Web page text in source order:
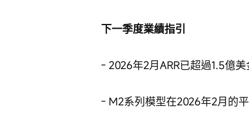
下一季度業績指引
- 2026年2月ARR已超過1.5億美
- M2系列模型在2026年2月的